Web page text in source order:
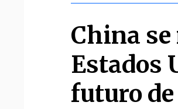
China
Estados
futuro